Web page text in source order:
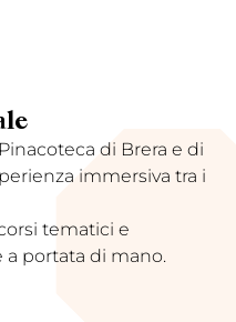
di Brera e di
immersiva tra i
tematici e
portata di mano.